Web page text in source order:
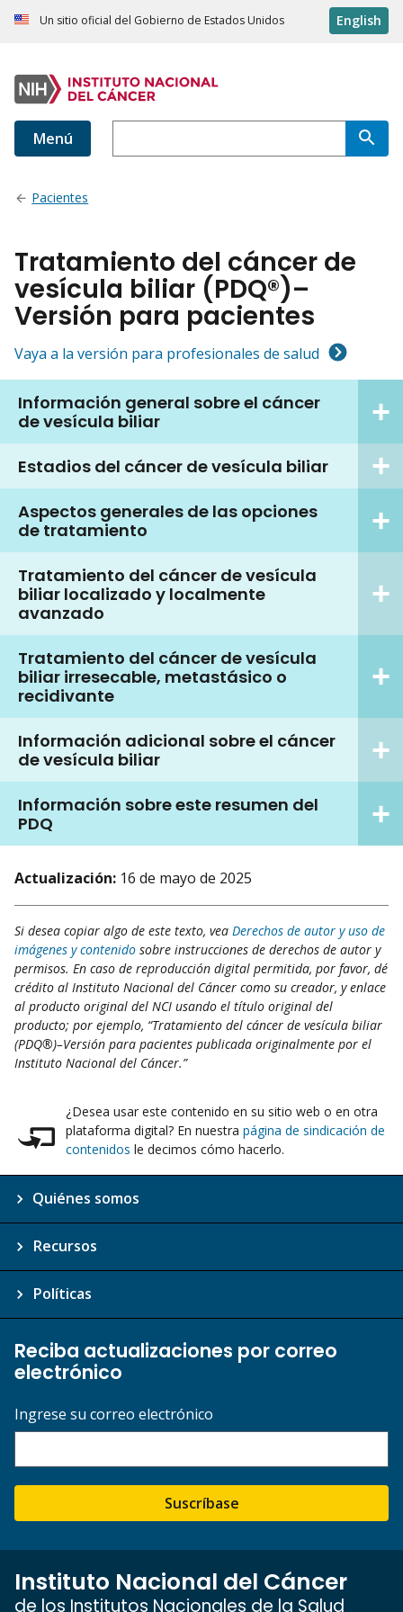
Un sitio oficial del Gobierno de Estados Unidos English
Menú
Pacientes
Tratamiento del cáncer de
vesícula biliar (PDQ®)–
Versión para pacientes
Vaya a la versión para profesionales de salud
Información general sobre el cáncer
de vesícula biliar
Estadios del cáncer de vesícula biliar
Aspectos generales de las opciones
de tratamiento
Tratamiento del cáncer de vesícula
biliar localizado y localmente
avanzado
Tratamiento del cáncer de vesícula
biliar irresecable, metastásico o
recidivante
Información adicional sobre el cáncer
de vesícula biliar
Información sobre este resumen del
PDQ
Actualización: 16 de mayo de 2025
Si desea copiar algo de este texto, vea Derechos de autor y uso de
imágenes y contenido sobre instrucciones de derechos de autor y
permisos. En caso de reproducción digital permitida, por favor, dé
crédito al Instituto Nacional del Cáncer como su creador, y enlace
al producto original del NCI usando el título original del
producto; por ejemplo, “Tratamiento del cáncer de vesícula biliar
(PDQ®)–Versión para pacientes publicada originalmente por el
Instituto Nacional del Cáncer.”
¿Desea usar este contenido en su sitio web o en otra
plataforma digital? En nuestra página de sindicación de
contenidos le decimos cómo hacerlo.
Quiénes somos
Recursos
Políticas
Reciba actualizaciones por correo
electrónico
Ingrese su correo electrónico
Suscríbase
Instituto Nacional del Cáncer
de los Institutos Nacionales de la Salud